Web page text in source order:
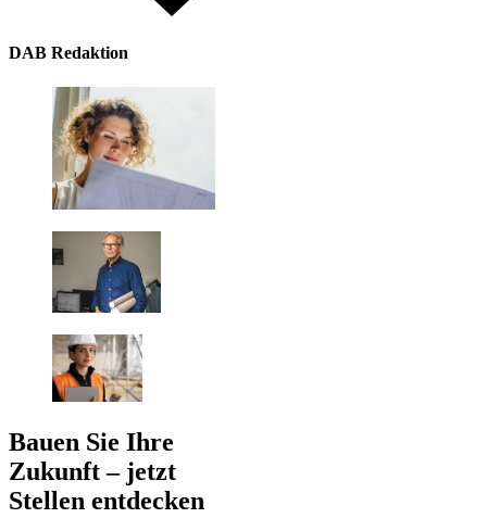
DAB Redaktion
Bauen Sie Ihre
Zukunft – jetzt
Stellen entdecken